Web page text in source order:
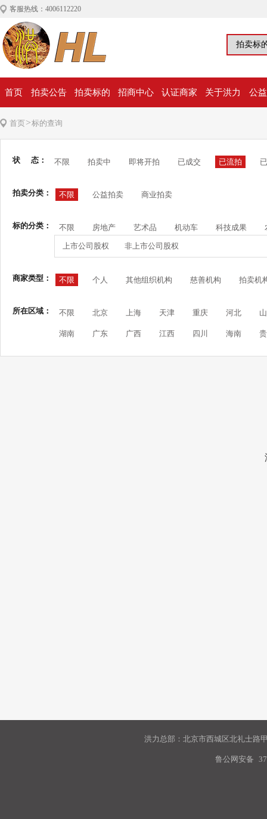
客服热线：4006112220
首页 拍卖公告 拍卖标的 招商中心 认证商家 关于洪力 公
首页>标的查询
状 态： 不限 拍卖中 即将开拍 已成交 已流拍
拍卖分类： 不限 公益拍卖 商业拍卖
标的分类： 不限 房地产 艺术品 机动车 科技成果
上市公司股权 非上市公司股权
商家类型： 不限 个人 其他组织机构 慈善机构 拍卖机
所在区域： 不限 北京 上海 天津 重庆 河北
湖南 广东 广西 江西 四川 海南
洪力总部：北京市西城区北礼士路
鲁公网安备